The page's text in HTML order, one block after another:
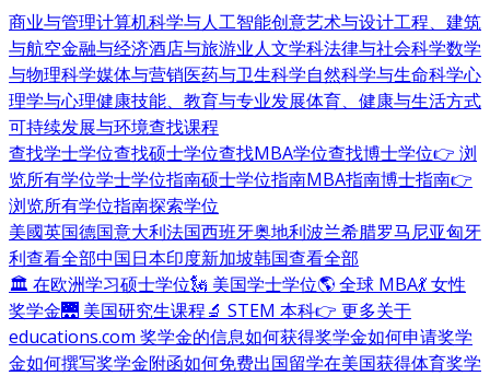
商业与管理计算机科学与人工智能创意艺术与设计工程、建筑
与航空金融与经济酒店与旅游业人文学科法律与社会科学数学
与物理科学媒体与营销医药与卫生科学自然科学与生命科学心
理学与心理健康技能、教育与专业发展体育、健康与生活方式
可持续发展与环境查找课程
查找学士学位查找硕士学位查找MBA学位查找博士学位👉 浏
览所有学位学士学位指南硕士学位指南MBA指南博士指南👉
浏览所有学位指南探索学位
美國英国德国意大利法国西班牙奥地利波兰希腊罗马尼亚匈牙
利查看全部中国日本印度新加坡韩国查看全部
🏛 在欧洲学习硕士学位🗽 美国学士学位🌎 全球 MBA💃 女性
奖学金🌉 美国研究生课程🔬 STEM 本科👉 更多关于
educations.com 奖学金的信息如何获得奖学金如何申请奖学
金如何撰写奖学金附函如何免费出国留学在美国获得体育奖学